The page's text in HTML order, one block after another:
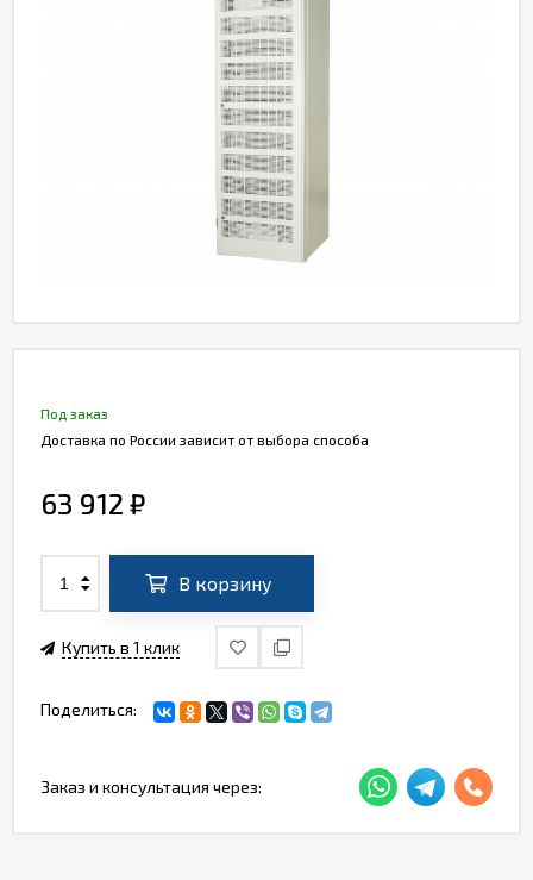
Под заказ
Доставка по России зависит от выбора способа
63 912 ₽
В корзину
Купить в 1 клик
Поделиться:
Заказ и консультация через: